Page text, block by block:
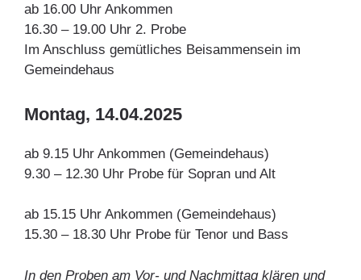
ab 16.00 Uhr Ankommen
16.30 – 19.00 Uhr 2. Probe
Im Anschluss gemütliches Beisammensein im
Gemeindehaus
Montag, 14.04.2025
ab 9.15 Uhr Ankommen (Gemeindehaus)
9.30 – 12.30 Uhr Probe für Sopran und Alt
ab 15.15 Uhr Ankommen (Gemeindehaus)
15.30 – 18.30 Uhr Probe für Tenor und Bass
In den Proben am Vor- und Nachmittag klären und